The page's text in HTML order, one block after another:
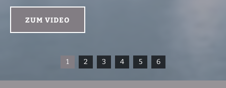
ZUM VIDEO
1 2 3 4 5 6